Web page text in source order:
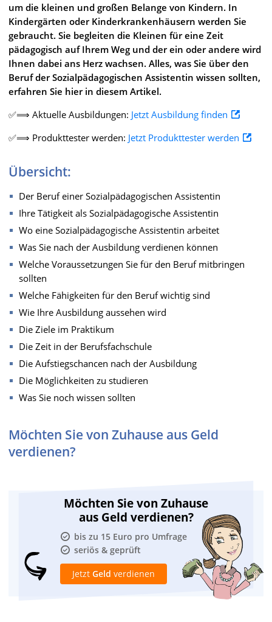
um die kleinen und großen Belange von Kindern. In
Kindergärten oder Kinderkrankenhäusern werden Sie
gebraucht. Sie begleiten die Kleinen für eine Zeit
pädagogisch auf Ihrem Weg und der ein oder andere wird
Ihnen dabei ans Herz wachsen. Alles, was Sie über den
Beruf der Sozialpädagogischen Assistentin wissen sollten,
erfahren Sie hier in diesem Artikel.
✅⟹ Aktuelle Ausbildungen: Jetzt Ausbildung finden
✅⟹ Produkttester werden: Jetzt Produkttester werden
Übersicht:
Der Beruf einer Sozialpädagogischen Assistentin
Ihre Tätigkeit als Sozialpädagogische Assistentin
Wo eine Sozialpädagogische Assistentin arbeitet
Was Sie nach der Ausbildung verdienen können
Welche Voraussetzungen Sie für den Beruf mitbringen
sollten
Welche Fähigkeiten für den Beruf wichtig sind
Wie Ihre Ausbildung aussehen wird
Die Ziele im Praktikum
Die Zeit in der Berufsfachschule
Die Aufstiegschancen nach der Ausbildung
Die Möglichkeiten zu studieren
Was Sie noch wissen sollten
Möchten Sie von Zuhause aus Geld
verdienen?
Möchten Sie von Zuhause
aus Geld verdienen?
bis zu 15 Euro pro Umfrage
seriös & geprüft
Jetzt Geld verdienen